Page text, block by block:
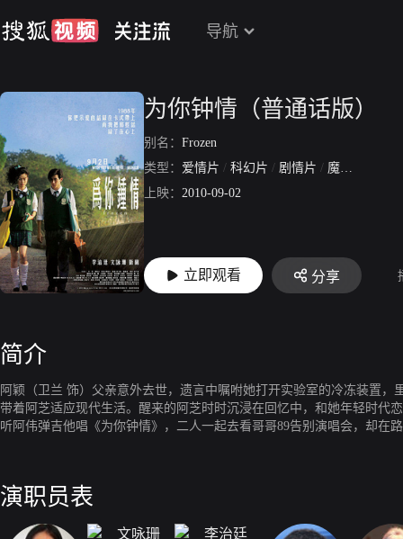
导航
为你钟情（普通话版）
别名： Frozen
类型： 爱情片 / 科幻片 / 剧情片 / 魔幻片
上映： 2010-09-02
立即观看 分享
简介
阿颖（卫兰 饰）父亲意外去世，遗言中嘱咐她打开实验室的冷冻装置
带着阿芝适应现代生活。醒来的阿芝时时沉浸在回忆中，和她年轻时
听阿伟弹吉他唱《为你钟情》，二人一起去看哥哥89告别演唱会，却
演职员表